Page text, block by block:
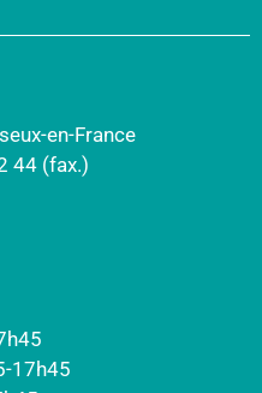
en-France
44 (fax.)
17h45